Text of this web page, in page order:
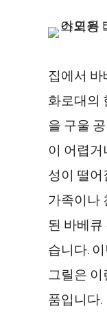
집에서
화로대의
을 구울
이 어렵
성이 떨
가족이나
된 바베
습니다.
그릴은
품입니다.